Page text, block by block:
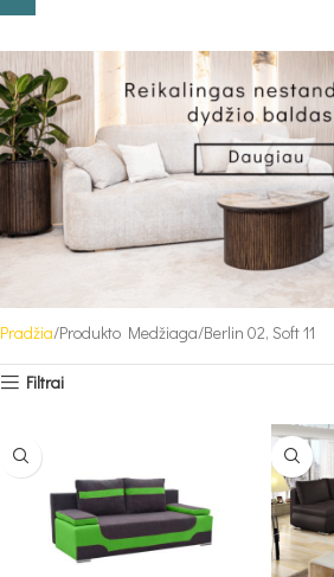
Pradžia Produkto Medžiaga Berlin 02, Soft 11
Filtrai